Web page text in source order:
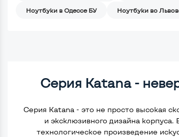
Ноутбуки в Одессе БУ Ноутбуки во
Серия Katana -
Серия Katana - это не просто высокая
и эксклюзивного дизайна
технологическое произведение